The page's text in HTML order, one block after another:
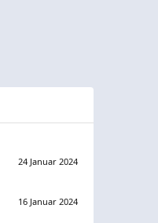
24 Januar 2024
16 Januar 2024